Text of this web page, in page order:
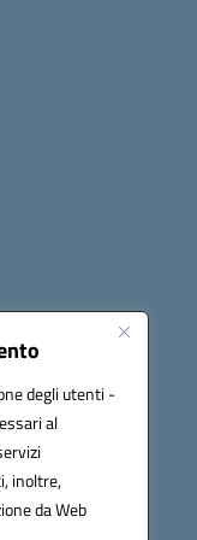
degli utenti -
al
inoltre,
da Web